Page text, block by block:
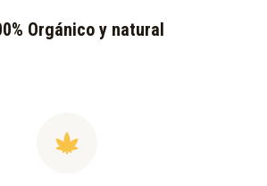
Orgánico y natural